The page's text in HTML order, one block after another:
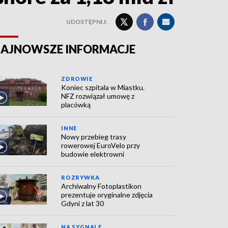
UDOSTĘPNIJ:
INFORMACJE
ZDROWIE
Koniec szpitala w Miastku.
NFZ rozwiązał umowę z
placówką
INNE
Nowy przebieg trasy
rowerowej EuroVelo przy
budowie elektrowni
ROZRYWKA
Archiwalny Fotoplastikon
prezentuje oryginalne zdjęcia
Gdyni z lat 30